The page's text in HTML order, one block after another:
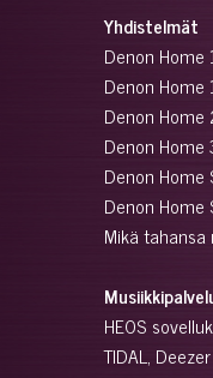
Yhdistelmät
Denon
Denon
Denon Home
Denon Home
Denon
Denon Home
Mikä
HEOS
TIDAL,